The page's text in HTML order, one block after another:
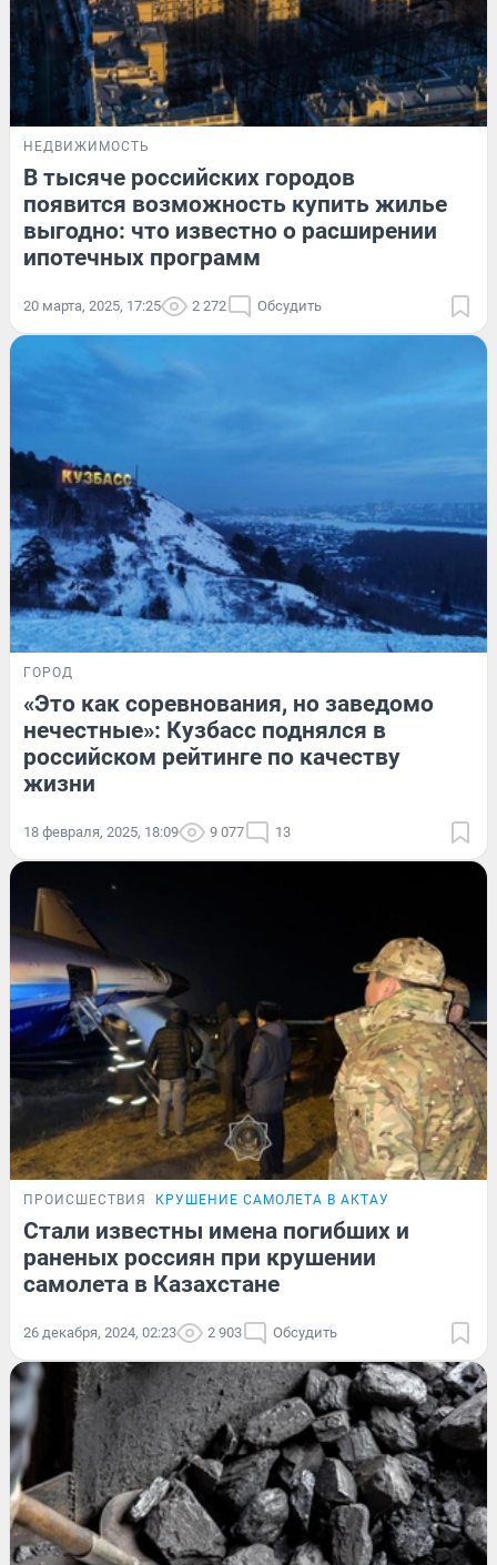
НЕДВИЖИМОСТЬ
В тысяче российских городов
появится возможность купить жилье
выгодно: что известно о расширении
ипотечных программ
20 марта, 2025, 17:25 2 272 Обсудить
ГОРОД
«Это как соревнования, но заведомо
нечестные»: Кузбасс поднялся в
российском рейтинге по качеству
жизни
18 февраля, 2025, 18:09 9 077 13
ПРОИСШЕСТВИЯ КРУШЕНИЕ САМОЛЕТА В АКТАУ
Стали известны имена погибших и
раненых россиян при крушении
самолета в Казахстане
26 декабря, 2024, 02:23 2 903 Обсудить